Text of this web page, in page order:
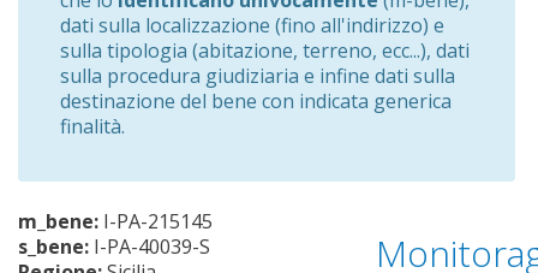
dati sulla localizzazione (fino all'indirizzo) e
sulla tipologia (abitazione, terreno, ecc...), dati
sulla procedura giudiziaria e infine dati sulla
destinazione del bene con indicata generica
finalità.
m_bene: I-PA-215145
s_bene: I-PA-40039-S